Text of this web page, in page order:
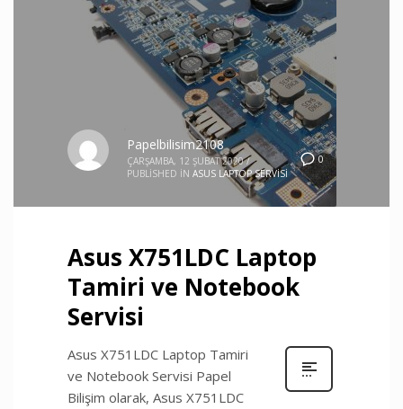
0
Papelbilisim2108
ÇARŞAMBA, 12 ŞUBAT 2020 /
PUBLISHED IN ASUS LAPTOP SERVISI
Asus X751LDC Laptop
Tamiri ve Notebook
Servisi
Asus X751LDC Laptop Tamiri
ve Notebook Servisi Papel
Bilişim olarak, Asus X751LDC